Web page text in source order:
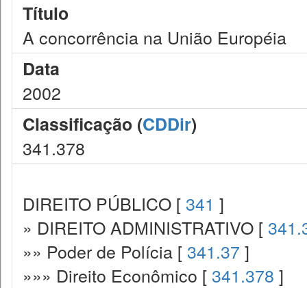
Título
A concorrência na União Européia
Data
2002
Classificação (CDDir)
341.378
DIREITO PÚBLICO [ 341 ]
» DIREITO ADMINISTRATIVO [
»» Poder de Polícia [ 341.37 ]
»»» Direito Econômico [ 341.378 ]